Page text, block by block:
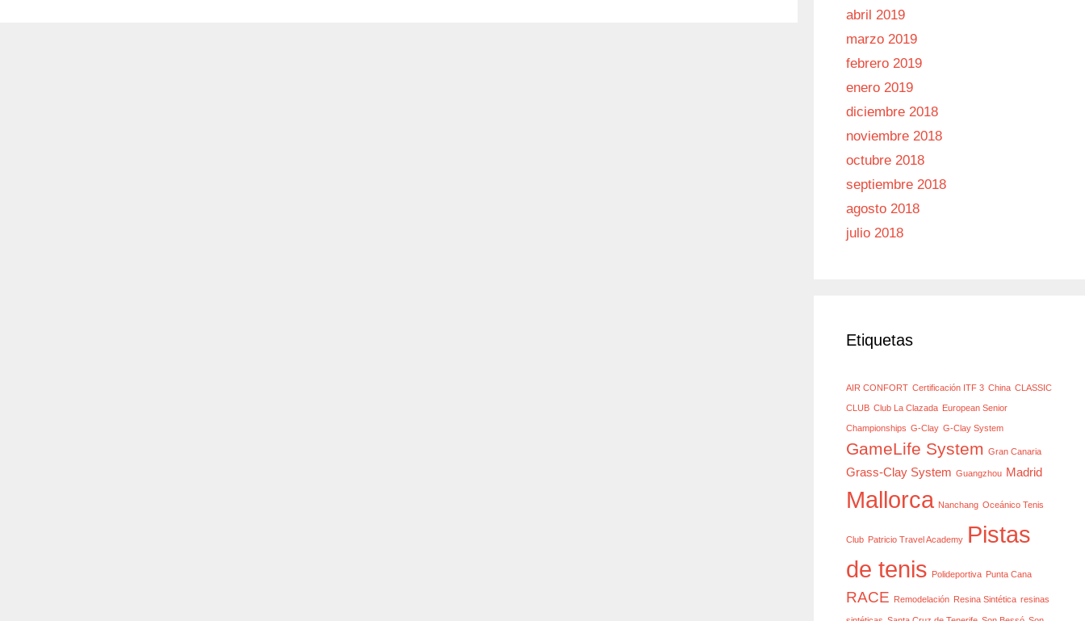
abril 2019
marzo 2019
febrero 2019
enero 2019
diciembre 2018
noviembre 2018
octubre 2018
septiembre 2018
agosto 2018
julio 2018
Etiquetas
AIR CONFORT Certificación ITF 3 China CLASSIC
CLUB Club La Clazada European Senior
Championships G-Clay G-Clay System
GameLife System Gran Canaria
Grass-Clay System Guangzhou Madrid
Mallorca Nanchang Oceánico Tenis
Club Patricio Travel Academy Pistas
de tenis Polideportiva Punta Cana
RACE Remodelación Resina Sintética resinas